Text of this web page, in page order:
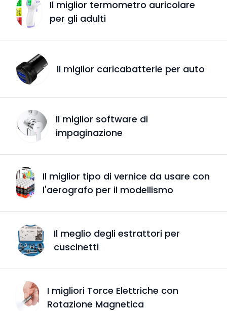
Il miglior termometro auricolare
per gli adulti
Il miglior caricabatterie per auto
Il miglior software di
impaginazione
Il miglior tipo di vernice da usare con
l'aerografo per il modellismo
Il meglio degli estrattori per
cuscinetti
I migliori Torce Elettriche con
Rotazione Magnetica